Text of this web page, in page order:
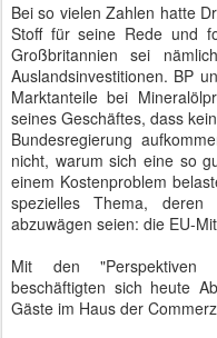
Bei so vielen Zahlen hatte
Stoff für seine Rede und
Großbritannien sei
Auslandsinvestitionen. BP
Marktanteile bei
seines Geschäftes, dass
Bundesregierung
nicht, warum sich eine so
einem Kostenproblem
spezielles Thema,
abzuwägen seien: die EU-
Mit den "Perspektiven
beschäftigten sich heute
Gäste im Haus der